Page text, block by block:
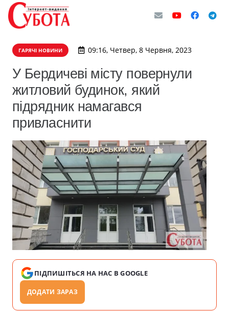
ГАРЯЧІ НОВИНИ 09:16, Четвер, 8 Червня, 2023
У Бердичеві місту повернули
житловий будинок, який
підрядник намагався
привласнити
ПІДПИШІТЬСЯ НА НАС В GOOGLE
ДОДАТИ ЗАРАЗ